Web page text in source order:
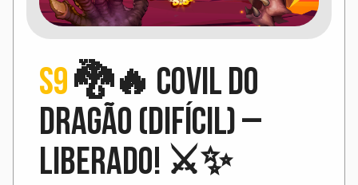
S9🐉🔥 Covil do
Dragão (Difícil) –
Liberado! ⚔️✨